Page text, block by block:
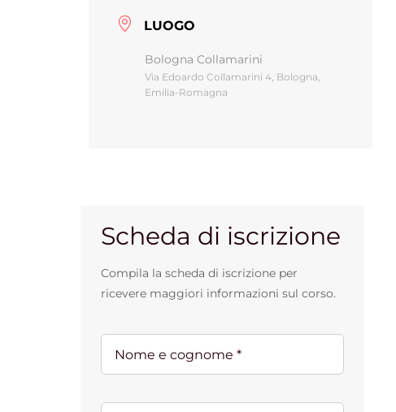
LUOGO
Bologna Collamarini
Via Edoardo Collamarini 4, Bologna,
Emilia-Romagna
Scheda di iscrizione
Compila la scheda di iscrizione per
ricevere maggiori informazioni sul corso.